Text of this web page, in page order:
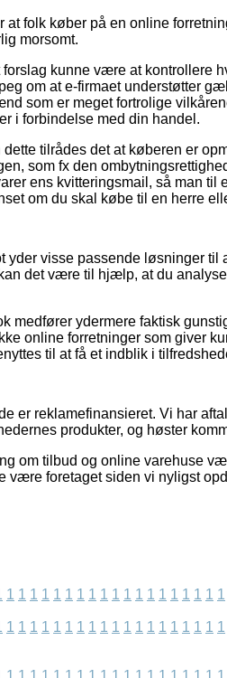
at folk køber på en online
morsomt.
forslag kunne være at kontrollere
om at e-firmaet understøtter
som er meget fortrolige
i forbindelse med din handel.
dette tilrådes det at køberen er
som fx den
ens kvitteringsmail, så man til
om du skal købe til en herre
yder visse passende løsninger til
det være til hjælp, at du
medfører ydermere faktisk
online forretninger som giver
til at få et indblik i
er reklamefinansieret. Vi har
produkter, og høster
om tilbud og online varehuse
være foretaget siden vi nyligst
1 1 1 1 1 1 1 1 1 1 1 1 1 1 1 1 1 1 1
1 1 1 1 1 1 1 1 1 1 1 1 1 1 1 1 1 1 1